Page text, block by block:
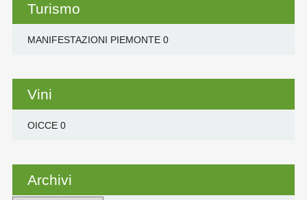
Turismo
MANIFESTAZIONI PIEMONTE0
Vini
OICCE0
Archivi